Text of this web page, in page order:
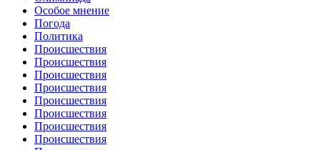
Особое мнение
Погода
Политика
Происшествия
Происшествия
Происшествия
Происшествия
Происшествия
Происшествия
Происшествия
Происшествия